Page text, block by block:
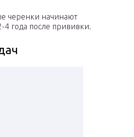
черенки начинают
4 года после прививки.